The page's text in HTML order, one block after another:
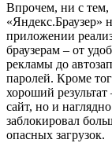
Впрочем, ни с тем,
«Яндекс.Браузер»
приложении
браузерам – от
рекламы до
паролей. Кроме
хороший результат
сайт, но и
заблокировал
опасных загрузок.